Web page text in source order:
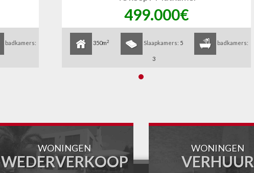
badkamers:
499.000€
350m2 Slaapkamers: 5 badkamers:
3
WONINGEN
WEDERVERKOOP
WONINGEN
VERHUUR